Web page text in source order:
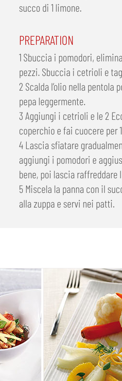
succo di 1 limone.
PREPARATION
1 Sbuccia i pomodori,
pezzi. Sbuccia i cetrioli e
2 Scalda l’olio nella
pepa leggermente.
3 Aggiungi i cetrioli e le 2
coperchio e fai cuocere per
4 Lascia sfiatare
aggiungi i pomodori e
bene, poi lascia raffreddare
5 Miscela la panna con il
alla zuppa e servi nei patti.